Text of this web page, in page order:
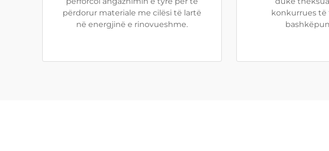
përdorur materiale me cilësi të lartë
në energjinë e rinovueshme.
konkurrues të